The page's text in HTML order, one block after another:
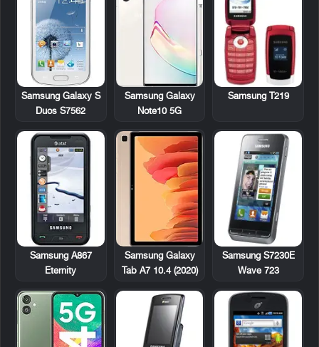
Samsung T219
Samsung Galaxy
Note10 5G
Samsung Galaxy S
Duos S7562
Samsung S7230E
Wave 723
Samsung Galaxy
Tab A7 10.4 (2020)
Samsung A867
Eternity